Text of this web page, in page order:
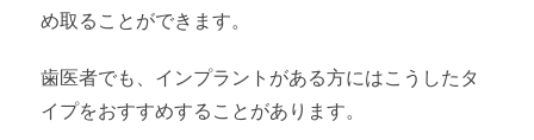
め取ることができます。
歯医者でも、インプラントがある方にはこうしたタ
イプをおすすめすることがあります。